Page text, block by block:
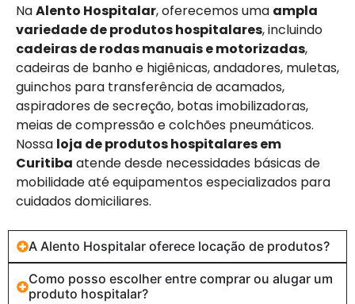
NaAlento Hospitalar, oferecemos uma ampla
variedade de produtos hospitalares, incluindo
cadeiras de rodas manuais e motorizadas,
cadeiras de banho e higiênicas, andadores, muletas,
guinchos para transferência de acamados,
aspiradores de secreção, botas imobilizadoras,
meias de compressão e colchões pneumáticos.
Nossa loja de produtos hospitalares em
Curitiba atende desde necessidades básicas de
mobilidade até equipamentos especializados para
cuidados domiciliares.
A Alento Hospitalar oferece locação de produtos?
Como posso escolher entre comprar ou alugar um
produto hospitalar?